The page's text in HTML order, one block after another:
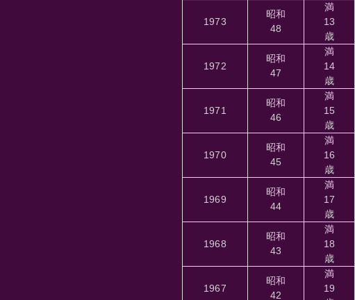
1973
昭和
48
満
13
歳
1972
昭和
47
満
14
歳
1971
昭和
46
満
15
歳
1970
昭和
45
満
16
歳
1969
昭和
44
満
17
歳
1968
昭和
43
満
18
歳
1967
昭和
42
満
19